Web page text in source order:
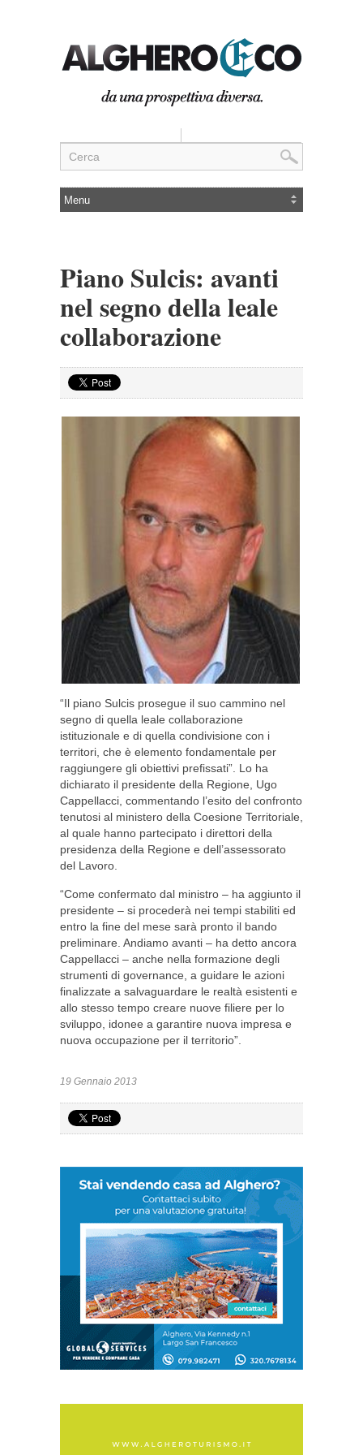
Piano Sulcis: avanti
nel segno della leale
collaborazione
“Il piano Sulcis prosegue il suo cammino nel
segno di quella leale collaborazione
istituzionale e di quella condivisione con i
territori, che è elemento fondamentale per
raggiungere gli obiettivi prefissati”. Lo ha
dichiarato il presidente della Regione, Ugo
Cappellacci, commentando l’esito del confronto
tenutosi al ministero della Coesione Territoriale,
al quale hanno partecipato i direttori della
presidenza della Regione e dell’assessorato
del Lavoro.
“Come confermato dal ministro – ha aggiunto il
presidente – si procederà nei tempi stabiliti ed
entro la fine del mese sarà pronto il bando
preliminare. Andiamo avanti – ha detto ancora
Cappellacci – anche nella formazione degli
strumenti di governance, a guidare le azioni
finalizzate a salvaguardare le realtà esistenti e
allo stesso tempo creare nuove filiere per lo
sviluppo, idonee a garantire nuova impresa e
nuova occupazione per il territorio”.
19 Gennaio 2013